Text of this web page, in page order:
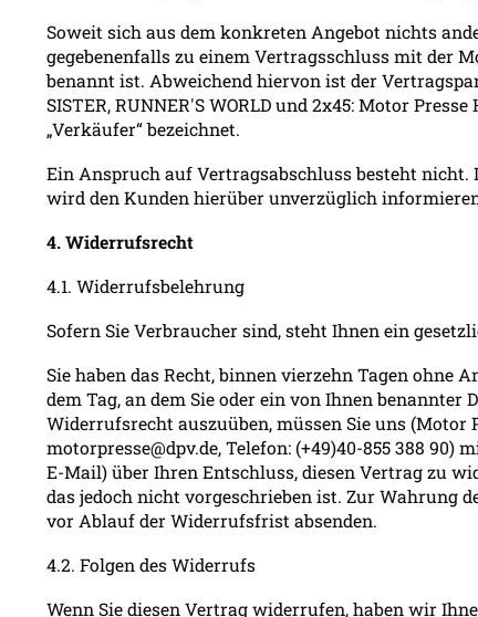
Soweit sich aus dem konkreten Angebot nichts
gegebenenfalls zu einem Vertragsschluss mit der
benannt ist. Abweichend hiervon ist der
SISTER, RUNNER'S WORLD und 2x45: Motor
„Verkäufer“ bezeichnet.
Ein Anspruch auf Vertragsabschluss besteht
wird den Kunden hierüber unverzüglich
4. Widerrufsrecht
4.1. Widerrufsbelehrung
Sofern Sie Verbraucher sind, steht Ihnen ein
Sie haben das Recht, binnen vierzehn Tagen ohne
dem Tag, an dem Sie oder ein von Ihnen
Widerrufsrecht auszuüben, müssen Sie uns (Motor
motorpresse@dpv.de, Telefon: (+49)40-855 388
E-Mail) über Ihren Entschluss, diesen Vertrag zu
das jedoch nicht vorgeschrieben ist. Zur Wahrung
vor Ablauf der Widerrufsfrist absenden.
4.2. Folgen des Widerrufs
Wenn Sie diesen Vertrag widerrufen, haben wir